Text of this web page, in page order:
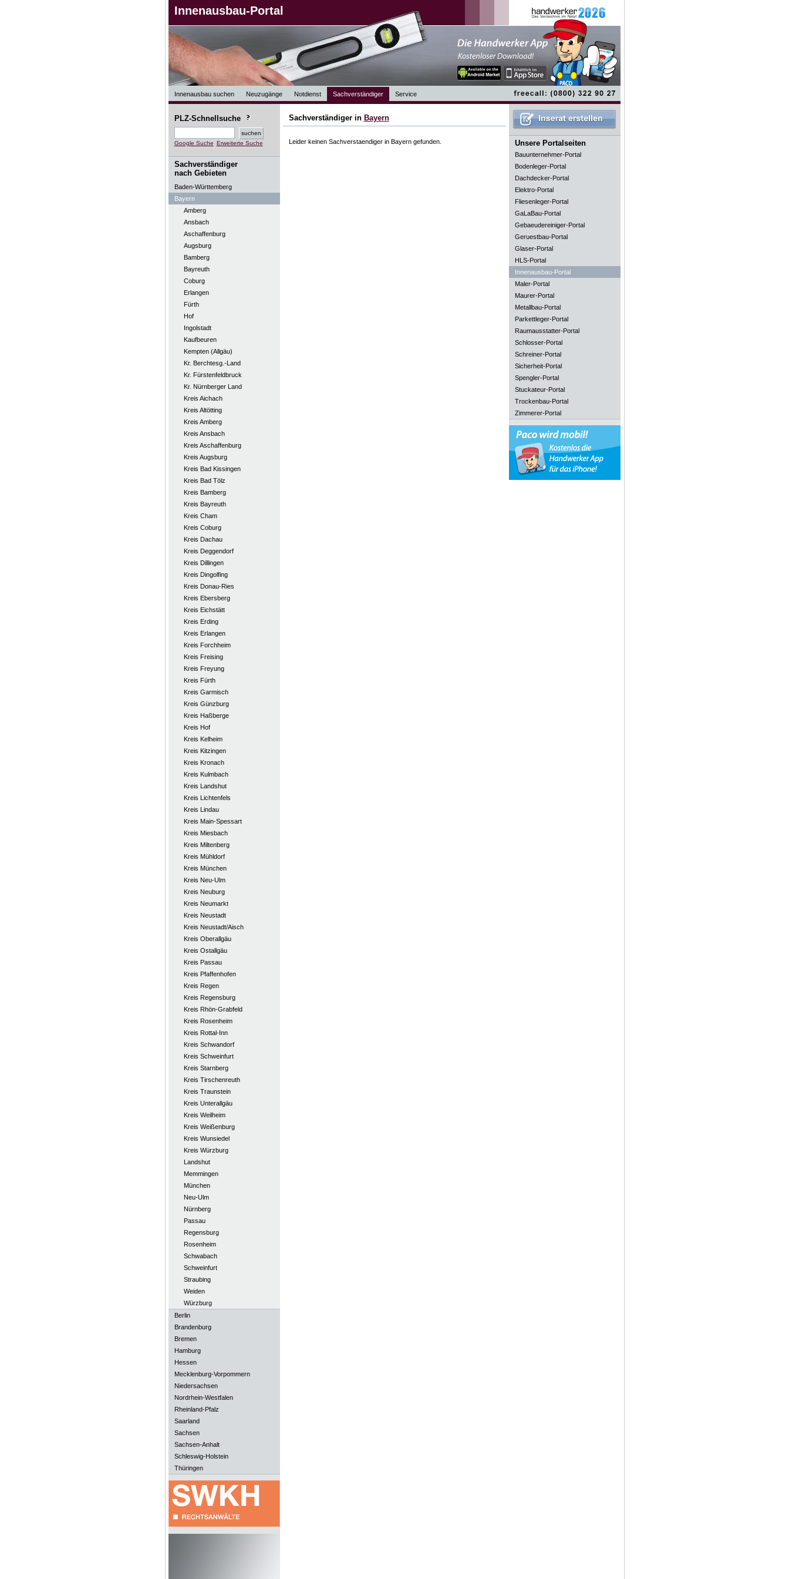
Innenausbau-Portal
Innenausbau suchen Neuzugänge Notdienst Sachverständiger Service
PLZ-Schnellsuche
Google Suche Erweiterte Suche
Sachverständiger
nach Gebieten
Baden-Württemberg
Bayern
Amberg
Ansbach
Aschaffenburg
Augsburg
Bamberg
Bayreuth
Coburg
Erlangen
Fürth
Hof
Ingolstadt
Kaufbeuren
Kempten (Allgäu)
Kr. Berchtesg.-Land
Kr. Fürstenfeldbruck
Kr. Nürnberger Land
Kreis Aichach
Kreis Altötting
Kreis Amberg
Kreis Ansbach
Kreis Aschaffenburg
Kreis Augsburg
Kreis Bad Kissingen
Kreis Bad Tölz
Kreis Bamberg
Kreis Bayreuth
Kreis Cham
Kreis Coburg
Kreis Dachau
Kreis Deggendorf
Kreis Dillingen
Kreis Dingolfing
Kreis Donau-Ries
Kreis Ebersberg
Kreis Eichstätt
Kreis Erding
Kreis Erlangen
Kreis Forchheim
Kreis Freising
Kreis Freyung
Kreis Fürth
Kreis Garmisch
Kreis Günzburg
Kreis Haßberge
Kreis Hof
Kreis Kelheim
Kreis Kitzingen
Kreis Kronach
Kreis Kulmbach
Kreis Landshut
Kreis Lichtenfels
Kreis Lindau
Kreis Main-Spessart
Kreis Miesbach
Kreis Miltenberg
Kreis Mühldorf
Kreis München
Kreis Neu-Ulm
Kreis Neuburg
Kreis Neumarkt
Kreis Neustadt
Kreis Neustadt/Aisch
Kreis Oberallgäu
Kreis Ostallgäu
Kreis Passau
Kreis Pfaffenhofen
Kreis Regen
Kreis Regensburg
Kreis Rhön-Grabfeld
Kreis Rosenheim
Kreis Rottal-Inn
Kreis Schwandorf
Kreis Schweinfurt
Kreis Starnberg
Kreis Tirschenreuth
Kreis Traunstein
Kreis Unterallgäu
Kreis Weilheim
Kreis Weißenburg
Kreis Wunsiedel
Kreis Würzburg
Landshut
Memmingen
München
Neu-Ulm
Nürnberg
Passau
Regensburg
Rosenheim
Schwabach
Schweinfurt
Straubing
Weiden
Würzburg
Berlin
Brandenburg
Bremen
Hamburg
Hessen
Mecklenburg-Vorpommern
Niedersachsen
Nordrhein-Westfalen
Rheinland-Pfalz
Saarland
Sachsen
Sachsen-Anhalt
Schleswig-Holstein
Thüringen
Sachverständiger in Bayern
Leider keinen Sachverstaendiger in Bayern gefunden. Unsere Portalseiten
Bauunternehmer-Portal
Bodenleger-Portal
Dachdecker-Portal
Elektro-Portal
Fliesenleger-Portal
GaLaBau-Portal
Gebaeudereiniger-Portal
Geruestbau-Portal
Glaser-Portal
HLS-Portal
Innenausbau-Portal
Maler-Portal
Maurer-Portal
Metallbau-Portal
Parkettleger-Portal
Raumausstatter-Portal
Schlosser-Portal
Schreiner-Portal
Sicherheit-Portal
Spengler-Portal
Stuckateur-Portal
Trockenbau-Portal
Zimmerer-Portal